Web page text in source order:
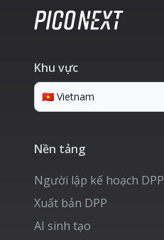
Khu vực
Nền tảng
Người lập kế hoạch DPP
Xuất bản DPP
AI sinh tạo